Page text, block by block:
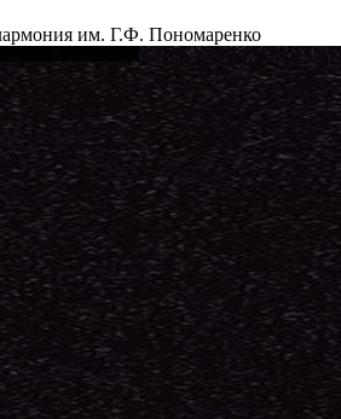
им. Г.Ф. Пономаренко